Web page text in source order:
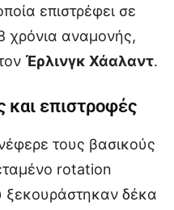
επιστρέφει σε
χρόνια αναμονής,
Έρλινγκ Χάαλαντ.
και επιστροφές
τους βασικούς
rotation
ξεκουράστηκαν δέκα